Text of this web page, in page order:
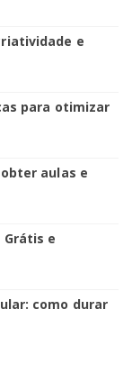
e
para otimizar
aulas e
Grátis e
como durar